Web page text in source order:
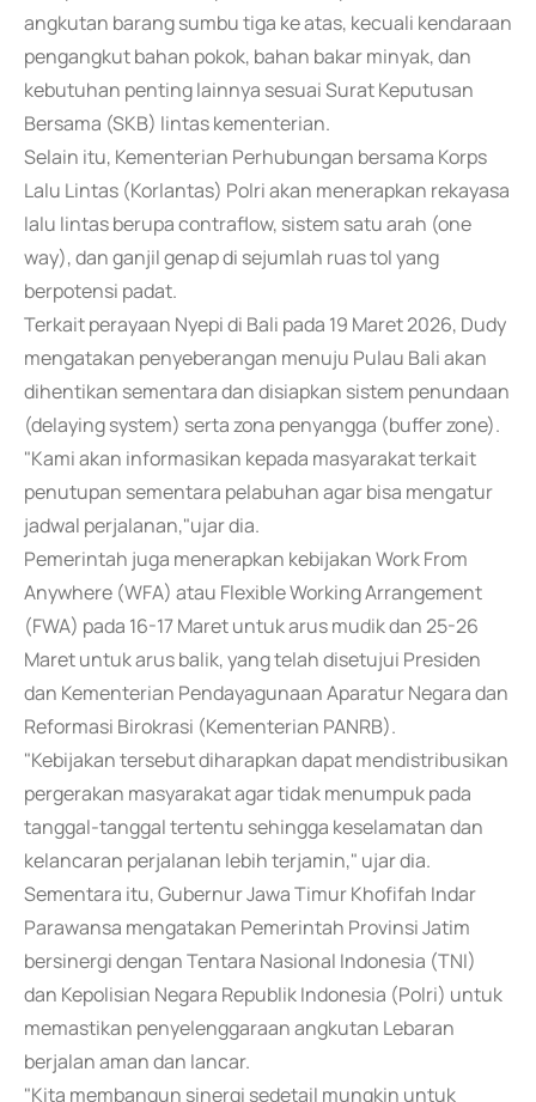
angkutan barang sumbu tiga ke atas, kecuali kendaraan
pengangkut bahan pokok, bahan bakar minyak, dan
kebutuhan penting lainnya sesuai Surat Keputusan
Bersama (SKB) lintas kementerian.
Selain itu, Kementerian Perhubungan bersama Korps
Lalu Lintas (Korlantas) Polri akan menerapkan rekayasa
lalu lintas berupa contraflow, sistem satu arah (one
way), dan ganjil genap di sejumlah ruas tol yang
berpotensi padat.
Terkait perayaan Nyepi di Bali pada 19 Maret 2026, Dudy
mengatakan penyeberangan menuju Pulau Bali akan
dihentikan sementara dan disiapkan sistem penundaan
(delaying system) serta zona penyangga (buffer zone).
"Kami akan informasikan kepada masyarakat terkait
penutupan sementara pelabuhan agar bisa mengatur
jadwal perjalanan,"ujar dia.
Pemerintah juga menerapkan kebijakan Work From
Anywhere (WFA) atau Flexible Working Arrangement
(FWA) pada 16-17 Maret untuk arus mudik dan 25-26
Maret untuk arus balik, yang telah disetujui Presiden
dan Kementerian Pendayagunaan Aparatur Negara dan
Reformasi Birokrasi (Kementerian PANRB).
"Kebijakan tersebut diharapkan dapat mendistribusikan
pergerakan masyarakat agar tidak menumpuk pada
tanggal-tanggal tertentu sehingga keselamatan dan
kelancaran perjalanan lebih terjamin," ujar dia.
Sementara itu, Gubernur Jawa Timur Khofifah Indar
Parawansa mengatakan Pemerintah Provinsi Jatim
bersinergi dengan Tentara Nasional Indonesia (TNI)
dan Kepolisian Negara Republik Indonesia (Polri) untuk
memastikan penyelenggaraan angkutan Lebaran
berjalan aman dan lancar.
"Kita membangun sinergi sedetail mungkin untuk